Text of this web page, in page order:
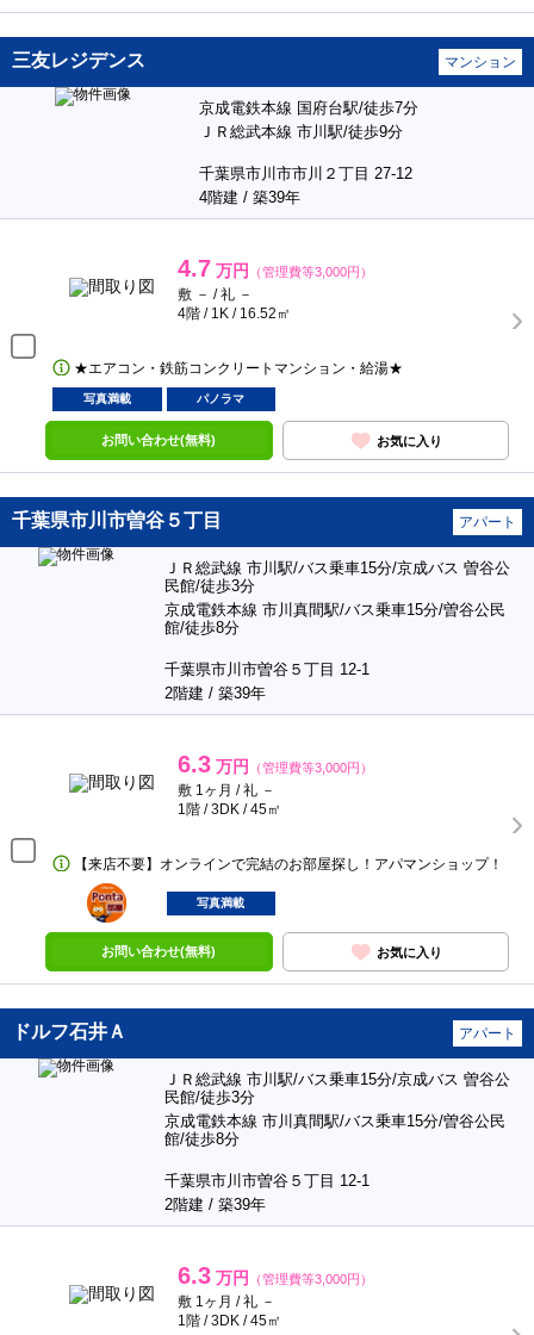
三友レジデンス マンション
京成電鉄本線 国府台駅/徒歩7分
ＪＲ総武本線 市川駅/徒歩9分
千葉県市川市市川２丁目 27-12
4階建 / 築39年
4.7 万円 （管理費等3,000円）
敷 － / 礼 －
4階 / 1K / 16.52㎡
★エアコン・鉄筋コンクリートマンション・給湯★
写真満載 パノラマ
お問い合わせ(無料) お気に入り
千葉県市川市曽谷５丁目 アパート
ＪＲ総武線 市川駅/バス乗車15分/京成バス 曽谷公
民館/徒歩3分
京成電鉄本線 市川真間駅/バス乗車15分/曽谷公民
館/徒歩8分
千葉県市川市曽谷５丁目 12-1
2階建 / 築39年
6.3 万円 （管理費等3,000円）
敷 1ヶ月 / 礼 －
1階 / 3DK / 45㎡
【来店不要】オンラインで完結のお部屋探し！アパマンショップ！
ポンタ
部屋
写真満載
お問い合わせ(無料) お気に入り
ドルフ石井Ａ アパート
ＪＲ総武線 市川駅/バス乗車15分/京成バス 曽谷公
民館/徒歩3分
京成電鉄本線 市川真間駅/バス乗車15分/曽谷公民
館/徒歩8分
千葉県市川市曽谷５丁目 12-1
2階建 / 築39年
6.3 万円 （管理費等3,000円）
敷 1ヶ月 / 礼 －
1階 / 3DK / 45㎡